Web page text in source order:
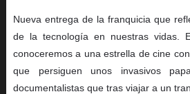
Nueva entrega de la franquicia que
de la tecnología en nuestras vidas.
conoceremos a una estrella de cine
que persiguen unos invasivos
documentalistas que tras viajar a un